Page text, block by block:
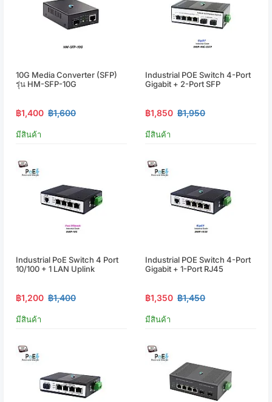
10G Media Converter (SFP)
รุ่น HM-SFP-10G
฿1,400 ฿1,600
มีสินค้า
Industrial POE Switch 4-Port
Gigabit + 2-Port SFP
฿1,850 ฿1,950
มีสินค้า
Industrial PoE Switch 4 Port
10/100 + 1 LAN Uplink
฿1,200 ฿1,400
มีสินค้า
Industrial POE Switch 4-Port
Gigabit + 1-Port RJ45
฿1,350 ฿1,450
มีสินค้า